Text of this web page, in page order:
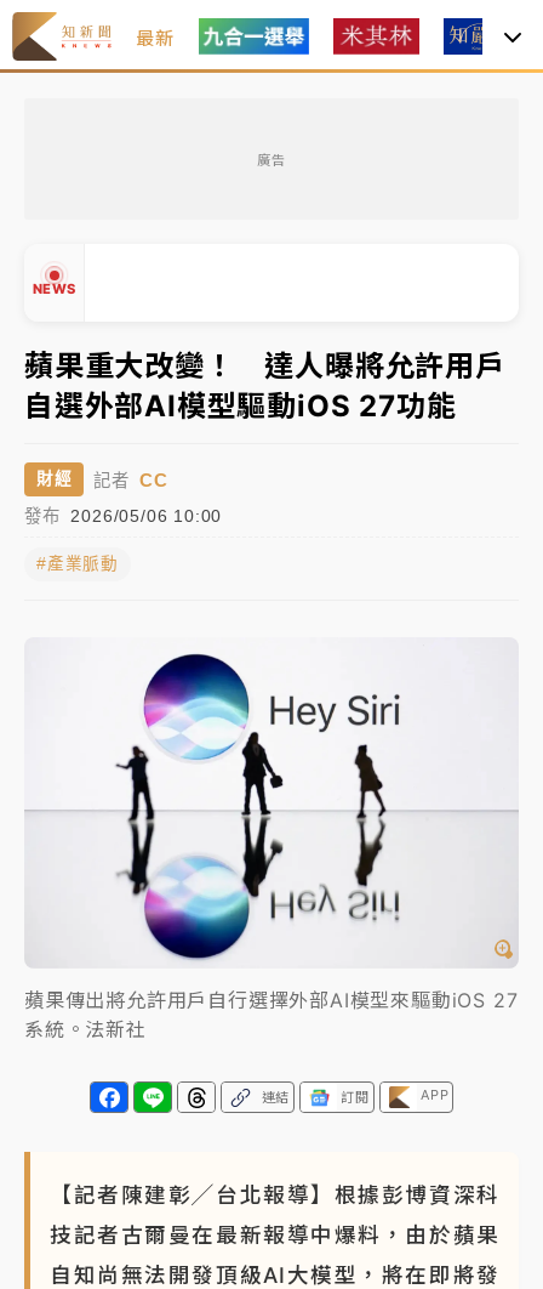
最新
廣告
NEWS
中信慈善基金會想增加董事人數！辜仲諒向法院聲請遭
駁 理由曝光
故宮《龍藏經》特展第2檔！今線上預約開賣一度塞車
周六起展出延長至晚上7時
台東農業處長涉圖利渡假村！東檢抗告成功 今重開羈
父親節泡湯了！中颱白海豚雨彈轟3天 「紅到發紫」降
雨熱區曝
暑假過三周才推「E宿新北打卡趣」！抽獎程序複雜 觀
中信慈善基金會想增加董事人數！辜仲諒向法院聲請遭
駁 理由曝光
故宮《龍藏經》特展第2檔！今線上預約開賣一度塞車
周六起展出延長至晚上7時
台東農業處長涉圖利渡假村！東檢抗告成功 今重開羈
父親節泡湯了！中颱白海豚雨彈轟3天 「紅到發紫」降
雨熱區曝
蘋果重大改變！ 達人曝將允許用戶
自選外部AI模型驅動iOS 27功能
財經 記者 CC
發布 2026/05/06 10:00
#產業脈動
蘋果傳出將允許用戶自行選擇外部AI模型來驅動iOS 27
系統。法新社
連結 訂閱 APP
【記者陳建彰╱台北報導】根據彭博資深科
技記者古爾曼在最新報導中爆料，由於蘋果
自知尚無法開發頂級AI大模型，將在即將發